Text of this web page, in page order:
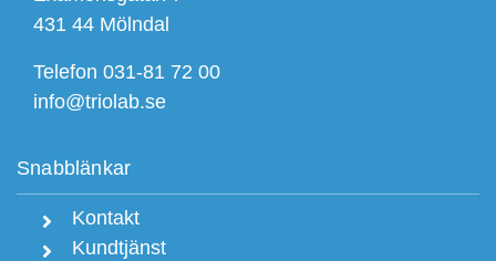
431 44 Mölndal
Telefon 031-81 72 00
info@triolab.se
Snabblänkar
Kontakt
Kundtjänst